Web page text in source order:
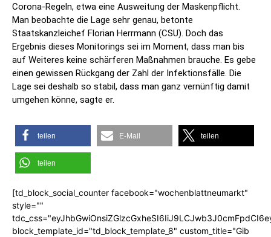
Corona-Regeln, etwa eine Ausweitung der Maskenpflicht.
Man beobachte die Lage sehr genau, betonte
Staatskanzleichef Florian Herrmann (CSU). Doch das
Ergebnis dieses Monitorings sei im Moment, dass man bis
auf Weiteres keine schärferen Maßnahmen brauche. Es gebe
einen gewissen Rückgang der Zahl der Infektionsfälle. Die
Lage sei deshalb so stabil, dass man ganz vernünftig damit
umgehen könne, sagte er.
teilen E-Mail teilen
teilen
[td_block_social_counter facebook="wochenblattneumarkt"
style=""
block_template_id="td_block_template_8" custom_title="Gib